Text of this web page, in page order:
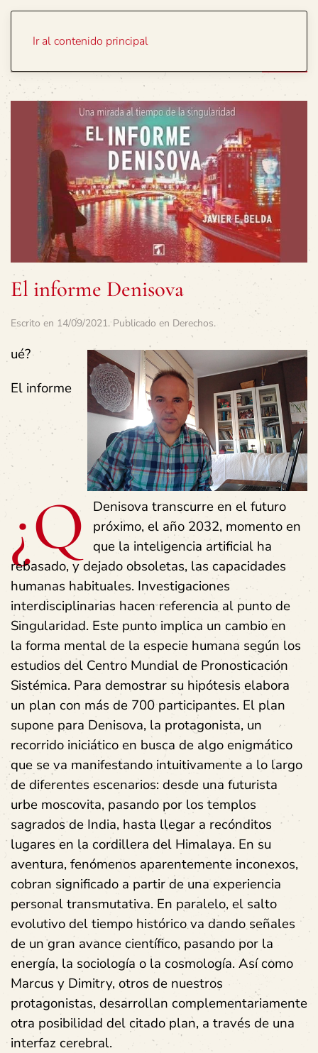
Ir al contenido principal
El informe Denisova
Escrito en 14/09/2021. Publicado en Derechos.
¿Q
ué?
El informe
Denisova transcurre en el futuro
próximo, el año 2032, momento en
que la inteligencia artificial ha
rebasado, y dejado obsoletas, las capacidades
humanas habituales. Investigaciones
interdisciplinarias hacen referencia al punto de
Singularidad. Este punto implica un cambio en
la forma mental de la especie humana según los
estudios del Centro Mundial de Pronosticación
Sistémica. Para demostrar su hipótesis elabora
un plan con más de 700 participantes. El plan
supone para Denisova, la protagonista, un
recorrido iniciático en busca de algo enigmático
que se va manifestando intuitivamente a lo largo
de diferentes escenarios: desde una futurista
urbe moscovita, pasando por los templos
sagrados de India, hasta llegar a recónditos
lugares en la cordillera del Himalaya. En su
aventura, fenómenos aparentemente inconexos,
cobran significado a partir de una experiencia
personal transmutativa. En paralelo, el salto
evolutivo del tiempo histórico va dando señales
de un gran avance científico, pasando por la
energía, la sociología o la cosmología. Así como
Marcus y Dimitry, otros de nuestros
protagonistas, desarrollan complementariamente
otra posibilidad del citado plan, a través de una
interfaz cerebral.